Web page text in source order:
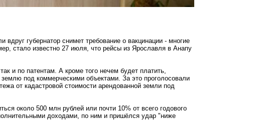
губернатор снимет требование о вакцинации - многие
стало известно 27 июля, что рейсы из Ярославля в Анапу
и по патентам. А кроме того нечем будет платить,
под коммерческими объектами. За это проголосовали
от кадастровой стоимости арендованной земли под
около 500 млн рублей или почти 10% от всего годового
доходами, по ним и пришёлся удар "ниже